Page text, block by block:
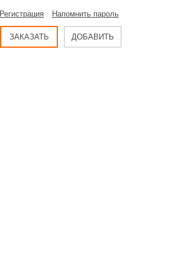
Регистрация Напомнить пароль
ЗАКАЗАТЬ ДОБАВИТЬ